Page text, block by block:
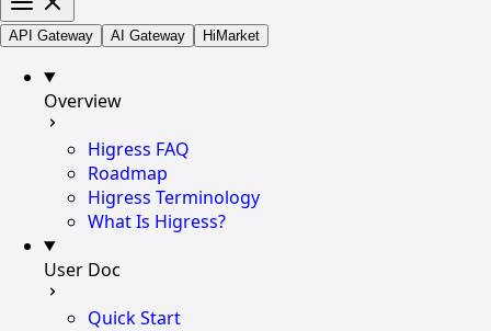
API Gateway AI Gateway HiMarket
Overview
Higress FAQ
Roadmap
Higress Terminology
What Is Higress?
User Doc
Quick Start